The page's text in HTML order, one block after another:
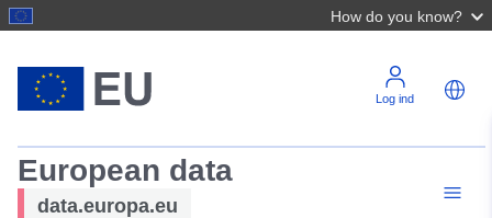
How do you know?
Log ind
European data
data.europa.eu